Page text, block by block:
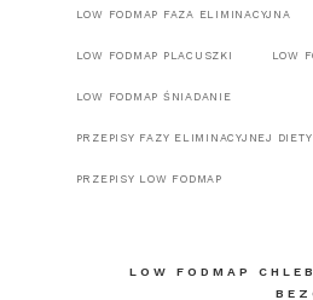
LOW FODMAP FAZA ELIMINACYJNA
LOW FODMAP PLACUSZKI LOW
LOW FODMAP ŚNIADANIE
PRZEPISY FAZY ELIMINACYJNEJ
PRZEPISY LOW FODMAP
Nawigacja
LOW FODMAP